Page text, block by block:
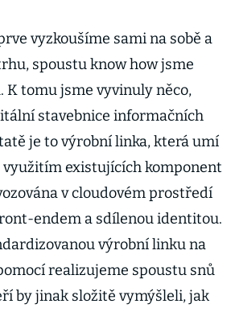
vyzkoušíme sami na sobě a
spoustu know how jsme
K tomu jsme vyvinuly něco,
stavebnice informačních
je to výrobní linka, která umí
existujících komponent
v cloudovém prostředí
endem a sdílenou identitou.
výrobní linku na
realizujeme spoustu snů
by jinak složitě vymýšleli, jak